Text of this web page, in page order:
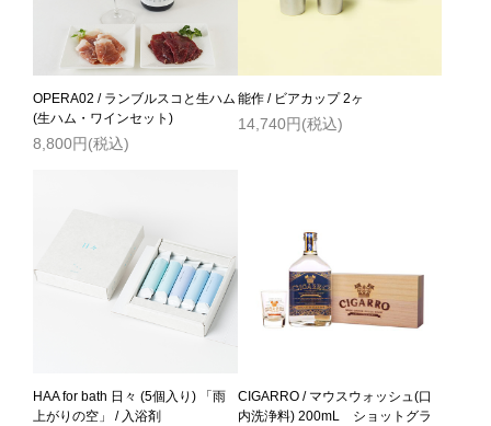
OPERA02 / ランブルスコと生ハム
(生ハム・ワインセット)
8,800円(税込)
能作 / ビアカップ 2ヶ
14,740円(税込)
HAA for bath 日々 (5個入り) 「雨
上がりの空」 / 入浴剤
CIGARRO / マウスウォッシュ(口
内洗浄料) 200mL ショットグラ